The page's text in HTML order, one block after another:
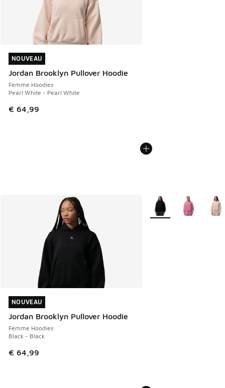
NOUVEAU
Jordan Brooklyn Pullover Hoodie
Femme Hoodies
Pearl White - Pearl White
€ 64,99
NOUVEAU
NOUVEAU
Jordan Brooklyn Pullover Hoodie
Femme Hoodies
Black - Black
€ 64,99
NOUVEAU
Plus de couleurs